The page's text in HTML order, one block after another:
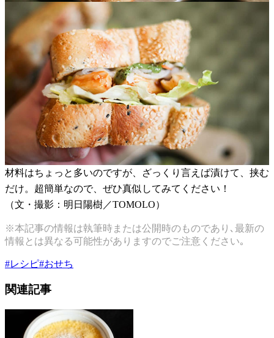
材料はちょっと多いのですが、ざっくり言えば漬けて、挟む
だけ。超簡単なので、ぜひ真似してみてください！
（文・撮影：明日陽樹／TOMOLO）
※本記事の情報は執筆時または公開時のものであり､最新の
情報とは異なる可能性がありますのでご注意ください｡
#レシピ#おせち
関連記事